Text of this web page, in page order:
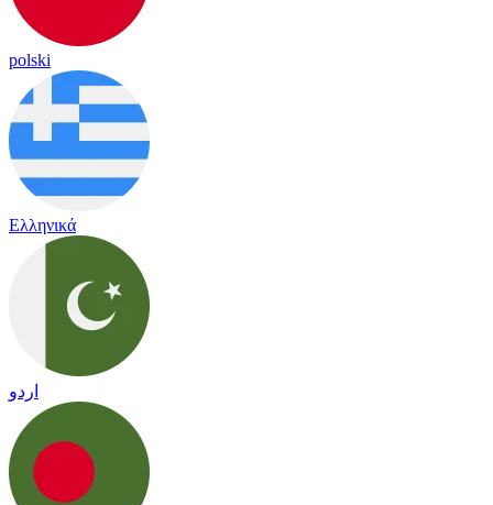
polski
Ελληνικά
اردو